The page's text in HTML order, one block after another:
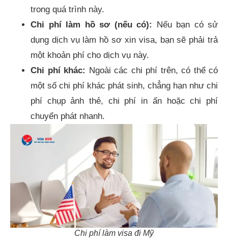
trong quá trình này.
Chi phí làm hồ sơ (nếu có):
Nếu bạn có sử
dụng dịch vụ làm hồ sơ xin visa, bạn sẽ phải trả
một khoản phí cho dịch vụ này.
Chi phí khác: Ngoài các chi phí trên, có thể có
một số chi phí khác phát sinh, chẳng hạn như chi
phí chụp ảnh thẻ, chi phí in ấn hoặc chi phí
chuyển phát nhanh.
Chi phí làm visa đi Mỹ